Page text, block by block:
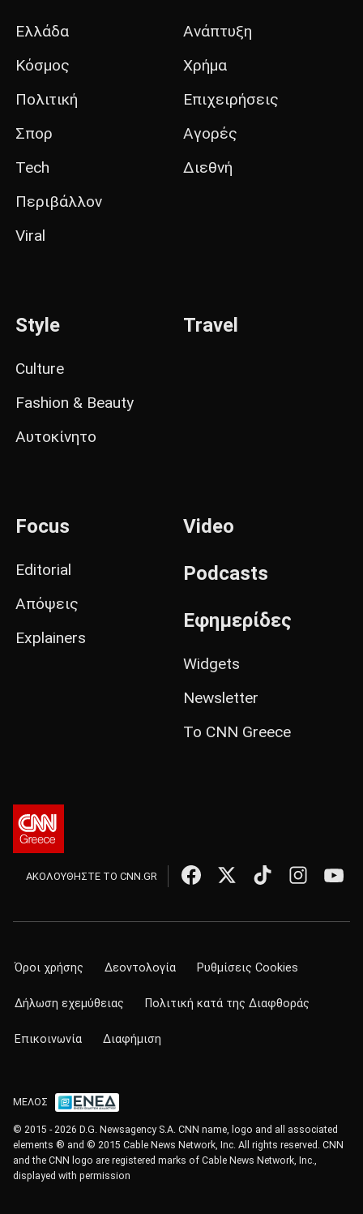
Ελλάδα
Κόσμος
Πολιτική
Σπορ
Tech
Περιβάλλον
Viral
Ανάπτυξη
Χρήμα
Επιχειρήσεις
Αγορές
Διεθνή
Style
Culture
Fashion & Beauty
Αυτοκίνητο
Travel
Focus
Editorial
Απόψεις
Explainers
Video
Podcasts
Εφημερίδες
Widgets
Newsletter
Το CNN Greece
ΑΚΟΛΟΥΘΗΣΤΕ ΤΟ CNN.GR
Όροι χρήσης Δεοντολογία Ρυθμίσεις Cookies
Δήλωση εχεμύθειας Πολιτική κατά της Διαφθοράς
Επικοινωνία Διαφήμιση
ΜΕΛΟΣ
© 2015 - 2026 D.G. Newsagency S.A. CNN name, logo and all associated
elements ® and © 2015 Cable News Network, Inc. All rights reserved. CNN
and the CNN logo are registered marks of Cable News Network, Inc.,
displayed with permission